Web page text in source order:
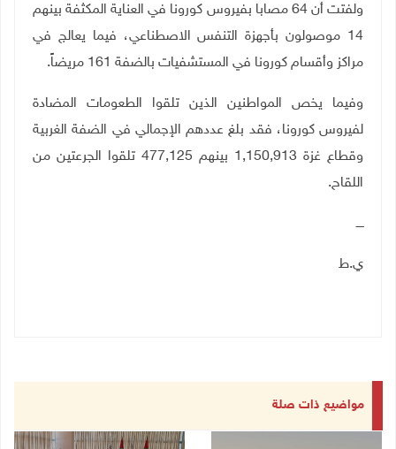
ولفتت أن 64 مصابا بفيروس كورونا في العناية المكثفة بينهم
14 موصولون بأجهزة التنفس الاصطناعي، فيما يعالج في
مراكز وأقسام كورونا في المستشفيات بالضفة 161 مريضاً.
وفيما يخص المواطنين الذين تلقوا الطعومات المضادة
لفيروس كورونا، فقد بلغ عددهم الإجمالي في الضفة الغربية
وقطاع غزة 1,150,913 بينهم 477,125 تلقوا الجرعتين من
اللقاح.
ــــ
ي.ط
مواضيع ذات صلة